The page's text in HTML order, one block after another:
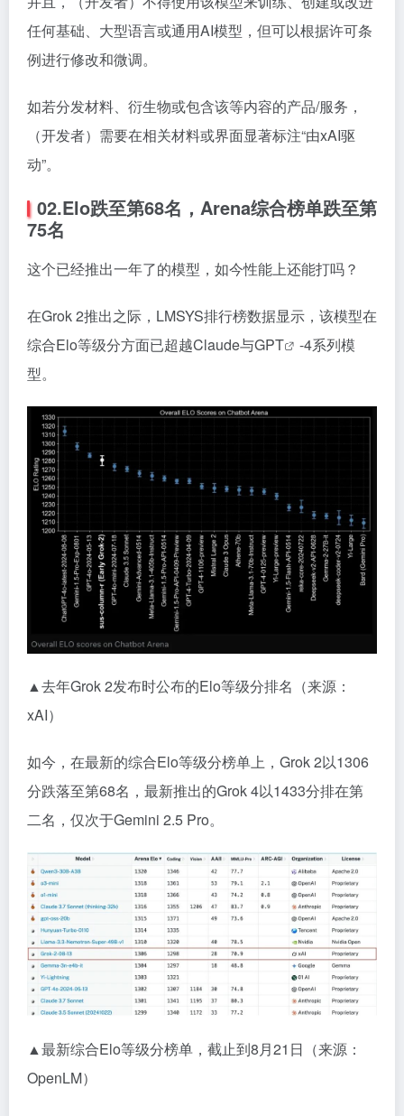
任何基础、大型语言或通用AI模型，但可以根据许可条
例进行修改和微调。
如若分发材料、衍生物或包含该等内容的产品/服务，
（开发者）需要在相关材料或界面显著标注“由xAI驱
动”。
02.Elo跌至第68名，Arena综合榜单跌至第
75名
这个已经推出一年了的模型，如今性能上还能打吗？
在Grok 2推出之际，LMSYS排行榜数据显示，该模型在
综合Elo等级分方面已超越Claude与GPT
-4系列模
型。
▲去年Grok 2发布时公布的Elo等级分排名（来源：
xAI）
如今，在最新的综合Elo等级分榜单上，Grok 2以1306
分跌落至第68名，最新推出的Grok 4以1433分排在第
二名，仅次于Gemini 2.5 Pro。
▲最新综合Elo等级分榜单，截止到8月21日（来源：
OpenLM）